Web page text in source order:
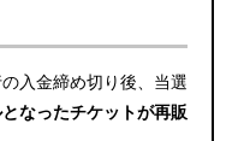
入金締め切り後、当選
なったチケットが再販